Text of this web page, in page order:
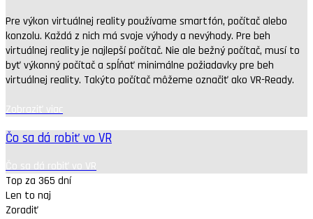
Pre výkon virtuálnej reality používame smartfón, počítač alebo
konzolu. Každá z nich má svoje výhody a nevýhody. Pre beh
virtuálnej reality je najlepší počítač. Nie ale bežný počítač, musí to
byť výkonný počítač a spĺňať minimálne požiadavky pre beh
virtuálnej reality. Takýto počítač môžeme označiť ako VR-Ready.
Zobraziť viac
Čo sa dá robiť vo VR
Čo sa dá robiť vo VR
Top za 365 dní
Len to naj
Zoradiť